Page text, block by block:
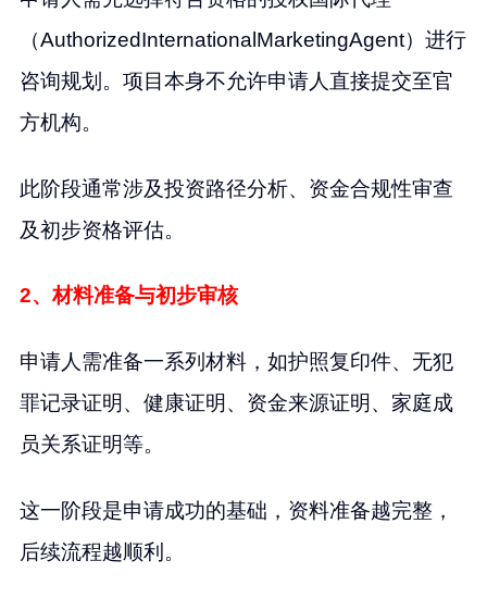
（AuthorizedInternationalMarketingAgent）进行
咨询规划。项目本身不允许申请人直接提交至官
方机构。
此阶段通常涉及投资路径分析、资金合规性审查
及初步资格评估。
2、材料准备与初步审核
申请人需准备一系列材料，如护照复印件、无犯
罪记录证明、健康证明、资金来源证明、家庭成
员关系证明等。
这一阶段是申请成功的基础，资料准备越完整，
后续流程越顺利。